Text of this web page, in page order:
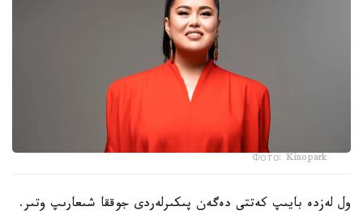
Фото: Kinopark
ول لەزدە بايىپ كەتتى دەگەن پىكىرلەردى جوققا شىعارىپ وتىر.